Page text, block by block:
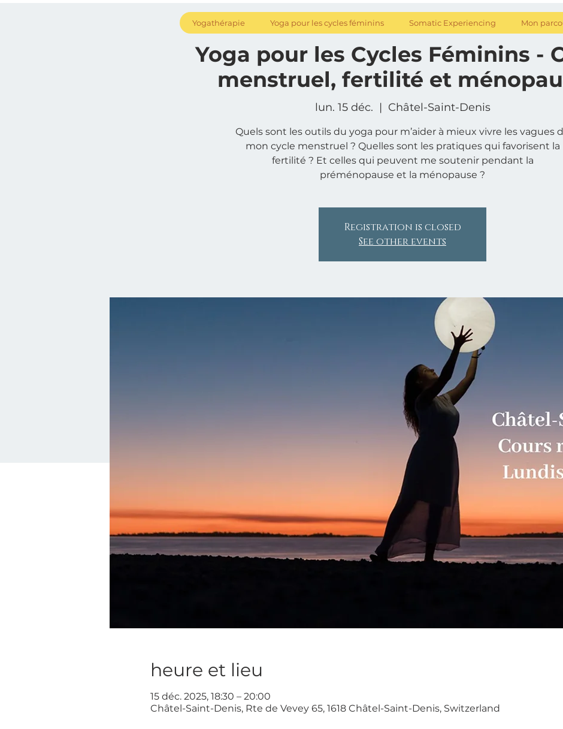
Yogathérapie Yoga pour les cycles féminins Somatic Experiencing Mon
Yoga pour les Cycles Féminins -
menstruel, fertilité et
lun. 15 déc.
  |
Châtel-Saint-Denis
Quels sont les outils du yoga pour m’aider à mieux vivre les vagues
mon cycle menstruel ? Quelles sont les pratiques qui favorisent la
fertilité ? Et celles qui peuvent me soutenir pendant la
Registration is closed
See other events
heure et lieu
15 déc. 2025, 18:30 – 20:00
Châtel-Saint-Denis, Rte de Vevey 65, 1618 Châtel-Saint-Denis, Switzerland